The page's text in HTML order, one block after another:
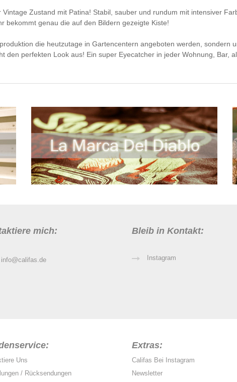
Zustand mit Patina! Stabil, sauber und rundum mit intensiver
bekommt genau die auf den Bildern gezeigte Kiste!
die heutzutage in Gartencentern angeboten werden, sondern
den perfekten Look aus! Ein super Eyecatcher in jeder Wohnung, Bar,
mich:
info@califas.de
Bleib in Kontakt:
Instagram
Uns
/ Rücksendungen
Extras:
Califas Bei Instagram
Newsletter